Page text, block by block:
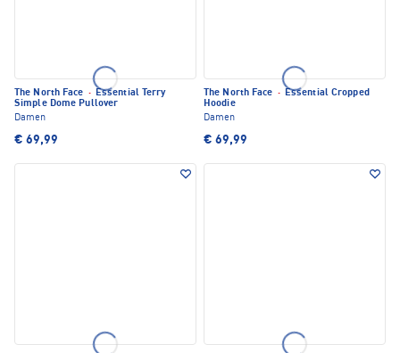
The North Face · Essential Terry
Simple Dome Pullover
Damen
€ 69,99
The North Face · Essential Cropped
Hoodie
Damen
€ 69,99